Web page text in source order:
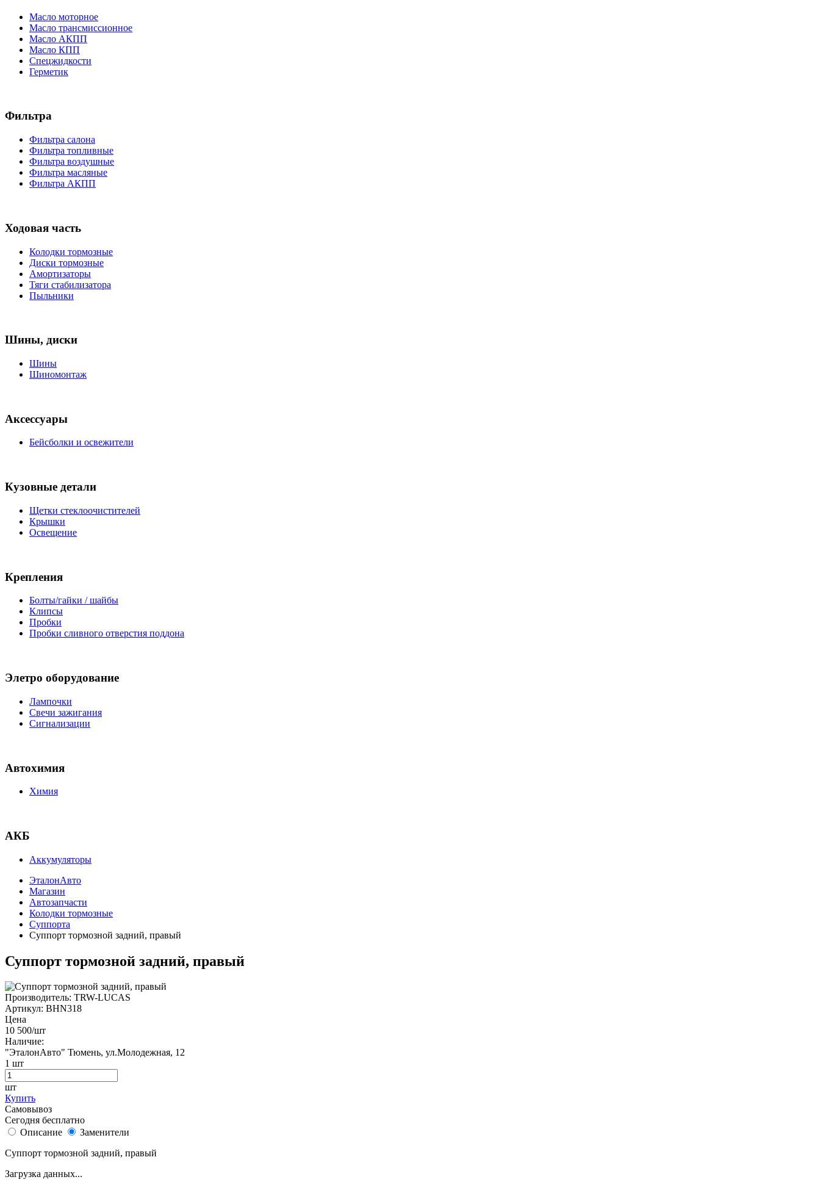
Масло моторное
Масло трансмиссионное
Масло АКПП
Масло КПП
Спецжидкости
Герметик
Фильтра
Фильтра салона
Фильтра топливные
Фильтра воздушные
Фильтра масляные
Фильтра АКПП
Ходовая часть
Колодки тормозные
Диски тормозные
Амортизаторы
Тяги стабилизатора
Пыльники
Шины, диски
Шины
Шиномонтаж
Аксессуары
Бейсболки и освежители
Кузовные детали
Щетки стеклоочистителей
Крышки
Освещение
Крепления
Болты/гайки / шайбы
Клипсы
Пробки
Пробки сливного отверстия поддона
Элетро оборудование
Лампочки
Свечи зажигания
Сигнализации
Автохимия
Химия
АКБ
Аккумуляторы
ЭталонАвто
Магазин
Автозапчасти
Колодки тормозные
Суппорта
Суппорт тормозной задний, правый
Суппорт тормозной задний, правый
Производитель: TRW-LUCAS
Артикул: BHN318
Цена
10 500/шт
Наличие:
"ЭталонАвто" Тюмень, ул.Молодежная, 12
1 шт
шт
Купить
Самовывоз
Сегодня бесплатно
Описание
Заменители
Суппорт тормозной задний, правый
Загрузка данных...